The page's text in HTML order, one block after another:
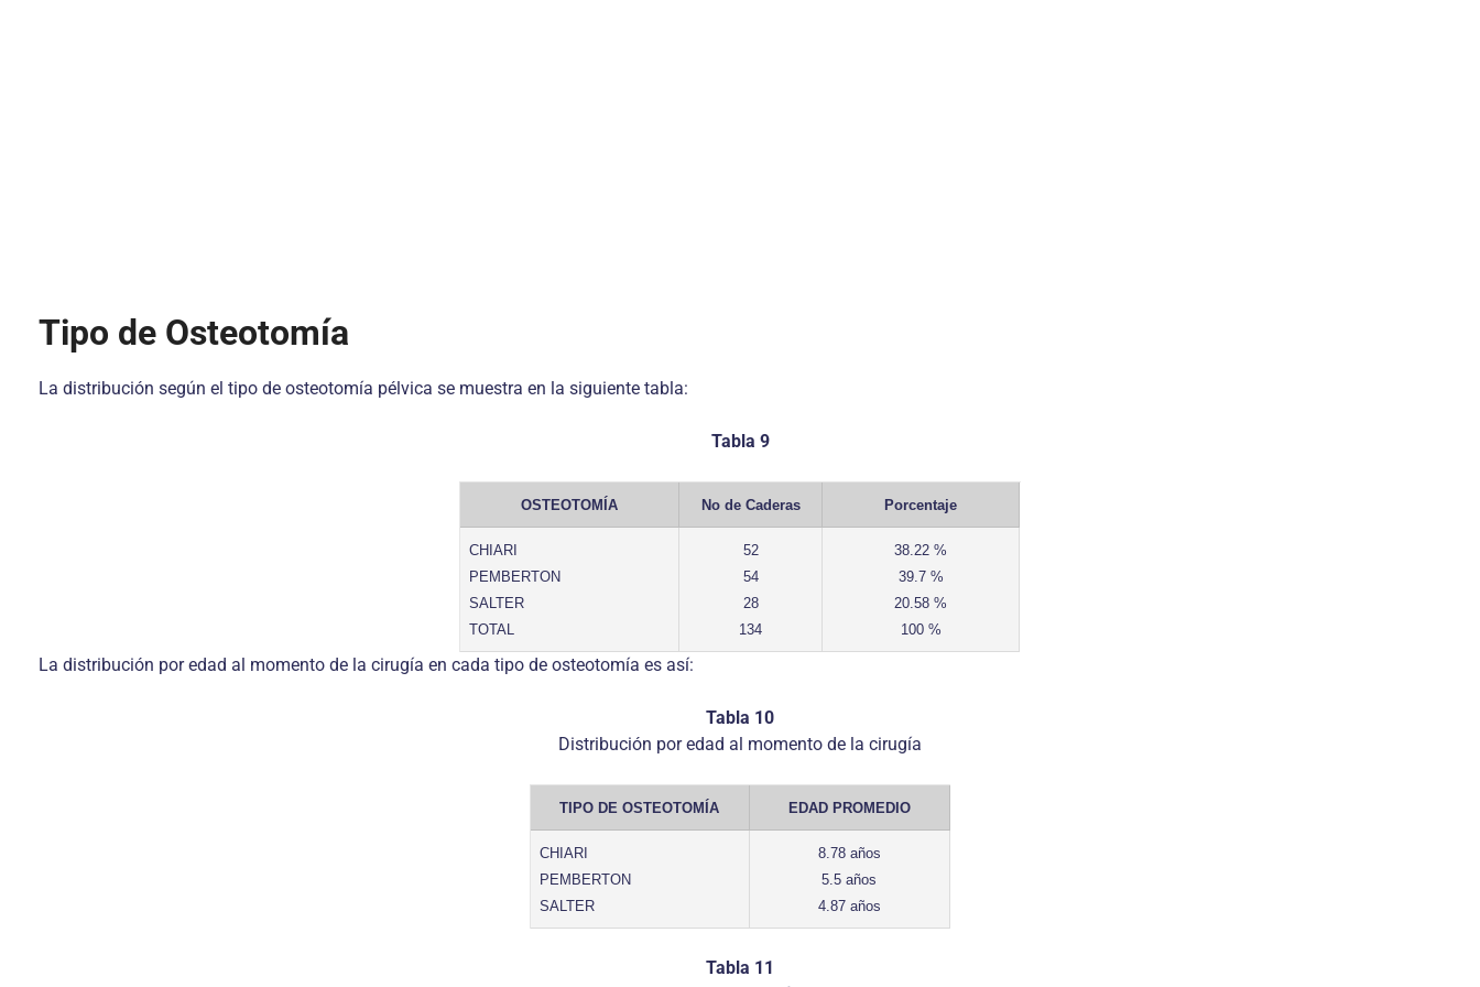
Tipo de Osteotomía
La distribución según el tipo de osteotomía pélvica se muestra en la siguiente tabla:
Tabla 9
OSTEOTOMÍA No de Caderas Porcentaje
CHIARI
PEMBERTON
SALTER
TOTAL
52
54
28
134
38.22 %
39.7 %
20.58 %
100 %
La distribución por edad al momento de la cirugía en cada tipo de osteotomía es así:
Tabla 10
Distribución por edad al momento de la cirugía
TIPO DE OSTEOTOMÍA EDAD PROMEDIO
CHIARI
PEMBERTON
SALTER
8.78 años
5.5 años
4.87 años
Tabla 11